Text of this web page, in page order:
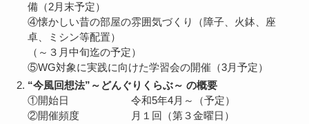
備（2月末予定）
④懐かしい昔の部屋の雰囲気づくり（障子、火鉢、座
卓、ミシン等配置）
（～３月中旬迄の予定）
⑤WG対象に実践に向けた学習会の開催（3月予定）
“今風回想法”～どんぐりくらぶ～ の概要
①開始日 令和5年4月～（予定）
②開催頻度 月１回（第３金曜日）